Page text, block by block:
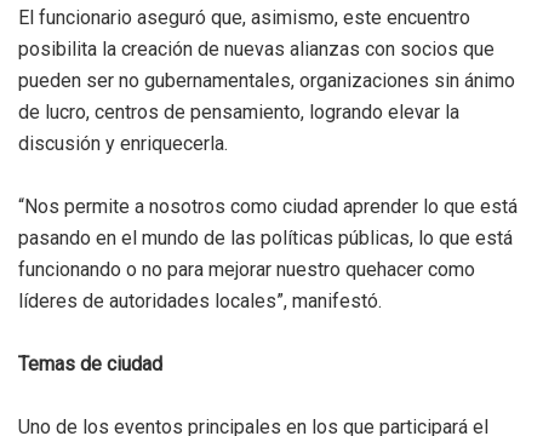
El funcionario aseguró que, asimismo, este encuentro
posibilita la creación de nuevas alianzas con socios que
pueden ser no gubernamentales, organizaciones sin ánimo
de lucro, centros de pensamiento, logrando elevar la
discusión y enriquecerla.
“Nos permite a nosotros como ciudad aprender lo que está
pasando en el mundo de las políticas públicas, lo que está
funcionando o no para mejorar nuestro quehacer como
líderes de autoridades locales”, manifestó.
Temas de ciudad
Uno de los eventos principales en los que participará el